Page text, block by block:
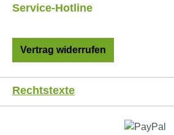
Service-Hotline
Vertrag widerrufen
Rechtstexte